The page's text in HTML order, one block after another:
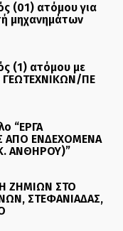
(01) ατόμου για
μηχανημάτων
(1) ατόμου με
ΓΕΩΤΕΧΝΙΚΩΝ/ΠΕ
“ΕΡΓΑ
ΑΠΟ ΕΝΔΕΧΟΜΕΝΑ
ΑΝΘΗΡΟΥ)”
ΖΗΜΙΩΝ ΣΤΟ
ΣΤΕΦΑΝΙΑΔΑΣ,